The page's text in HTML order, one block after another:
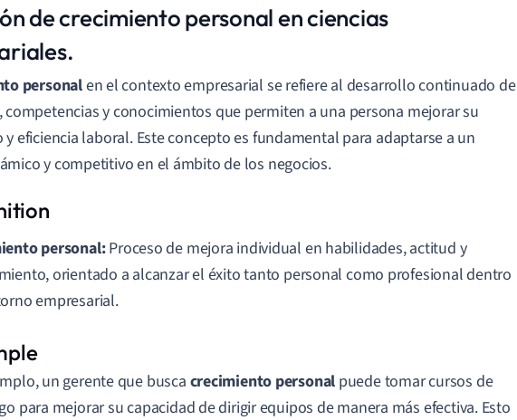
de crecimiento personal en ciencias
personalen el contexto empresarial se refiere al desarrollo continuado de
competencias y conocimientos que permiten a una persona mejorar su
eficiencia laboral. Este concepto es fundamental para adaptarse a un
y competitivo en el ámbito de los negocios.
personal:Proceso de mejora individual en habilidades, actitud y
orientado a alcanzar el éxito tanto personal como profesional dentro
empresarial.
un gerente que busca crecimiento personal puede tomar cursos de
para mejorar su capacidad de dirigir equipos de manera más efectiva. Esto